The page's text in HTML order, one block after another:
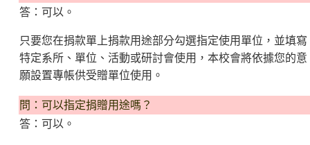
答：可以。
只要您在捐款單上捐款用途部分勾選指定使用單位，並填寫
特定系所、單位、活動或研討會使用，本校會將依據您的意
願設置專帳供受贈單位使用。
問：可以指定捐贈用途嗎？
答：可以。